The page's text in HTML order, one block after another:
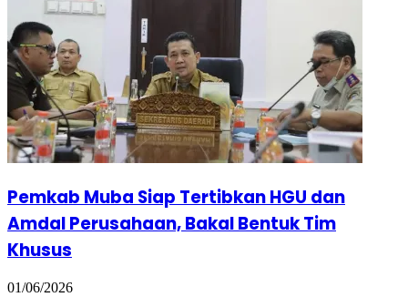
Pemkab Muba Siap Tertibkan HGU dan
Amdal Perusahaan, Bakal Bentuk Tim
Khusus
01/06/2026